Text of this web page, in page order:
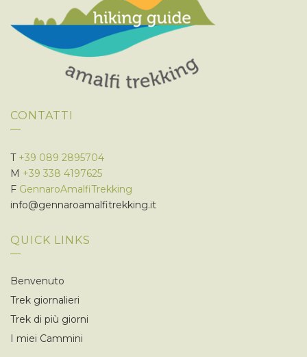
CONTATTI
T +39 089 2895704
M +39 338 4197625
F GennaroAmalfiTrekking
info@gennaroamalfitrekking.it
QUICK LINKS
Benvenuto
Trek giornalieri
Trek di più giorni
I miei Cammini